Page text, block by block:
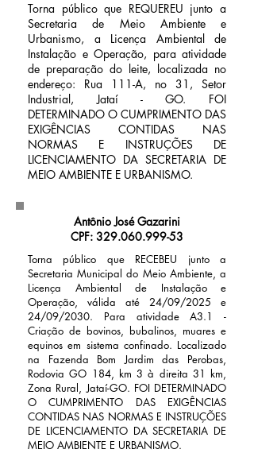
Torna público que REQUEREU junto a
Secretaria de Meio Ambiente e
Urbanismo, a Licença Ambiental de
Instalação e Operação, para atividade
de preparação do leite, localizada no
endereço: Rua 111-A, no 31, Setor
Industrial, Jataí - GO. FOI
DETERMINADO O CUMPRIMENTO DAS
EXIGÊNCIAS CONTIDAS NAS
NORMAS E INSTRUÇÕES DE
LICENCIAMENTO DA SECRETARIA DE
MEIO AMBIENTE E URBANISMO.
Antônio José Gazarini
CPF: 329.060.999-53
Torna público que RECEBEU junto a
Secretaria Municipal do Meio Ambiente, a
Licença Ambiental de Instalação e
Operação, válida até 24/09/2025 e
24/09/2030. Para atividade A3.1 -
Criação de bovinos, bubalinos, muares e
equinos em sistema confinado. Localizado
na Fazenda Bom Jardim das Perobas,
Rodovia GO 184, km 3 à direita 31 km,
Zona Rural, Jataí-GO. FOI DETERMINADO
O CUMPRIMENTO DAS EXIGÊNCIAS
CONTIDAS NAS NORMAS E INSTRUÇÕES
DE LICENCIAMENTO DA SECRETARIA DE
MEIO AMBIENTE E URBANISMO.